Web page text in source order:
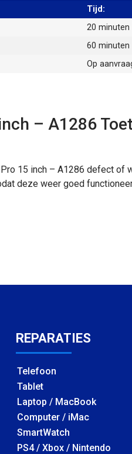
Tijd:
20 minuten
60 minuten
Op
– A1286
15 inch – A1286 defect of
deze weer goed
REPARATIES
Telefoon
Tablet
Laptop / MacBook
Computer / iMac
SmartWatch
PS4 / Xbox / Nintendo